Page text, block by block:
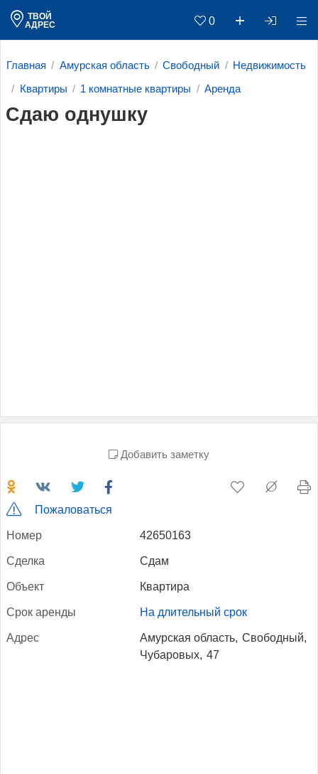
ТВОЙ
АДРЕС
0
Главная Амурская область Свободный Недвижимость
Квартиры 1 комнатные квартиры Аренда
Сдаю однушку
Добавить заметку
Пожаловаться
Но­мер 42650163
Сдел­ка Сдам
Объ­ект Квартира
Срок арен­ды На длительный срок
Ад­рес Амурская область, Свободный,
Чубаровых, 47